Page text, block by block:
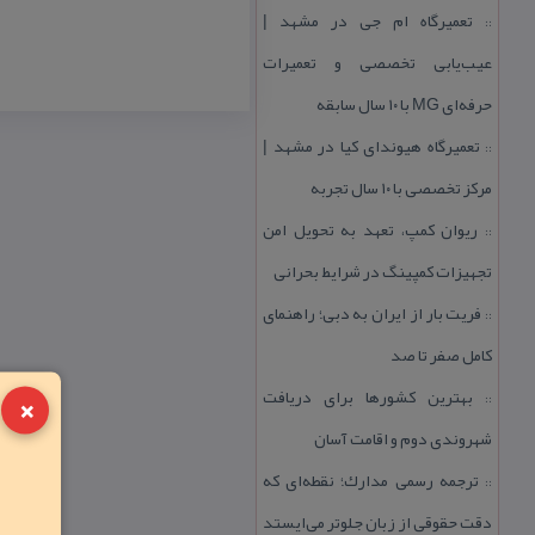
×
:: تعمیرگاه ام جی در مشهد |
عیب‌یابی تخصصی و تعمیرات
حرفه‌ای MG با ۱۰ سال سابقه
:: تعمیرگاه هیوندای كیا در مشهد |
مركز تخصصی با ۱۰ سال تجربه
:: ریوان كمپ، تعهد به تحویل امن
تجهیزات كمپینگ در شرایط بحرانی
:: فریت بار از ایران به دبی؛ راهنمای
كامل صفر تا صد
:: بهترین كشورها برای دریافت
شهروندی دوم و اقامت آسان
:: ترجمه رسمی مدارك؛ نقطه‌ای كه
دقت حقوقی از زبان جلوتر می‌ایستد